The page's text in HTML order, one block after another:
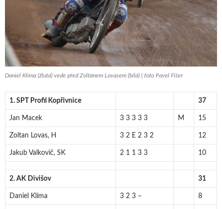
Daniel Klíma (žlutá) vede před Zoltánem Lovasem (bílá) | foto Pavel Fišer
1. SPT Profil Kopřivnice 37
Jan Macek 3 3 3 3 3 M 15
Zoltan Lovas, H 3 2 E 2 3 2 12
Jakub Valkovič, SK 2 1 1 3 3 10
2. AK Divišov 31
Daniel Klíma 3 2 3 – 8